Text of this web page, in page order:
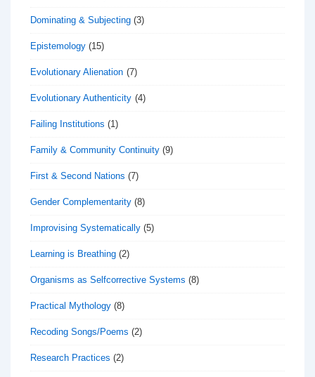
Dominating & Subjecting (3)
Epistemology (15)
Evolutionary Alienation (7)
Evolutionary Authenticity (4)
Failing Institutions (1)
Family & Community Continuity (9)
First & Second Nations (7)
Gender Complementarity (8)
Improvising Systematically (5)
Learning is Breathing (2)
Organisms as Selfcorrective Systems (8)
Practical Mythology (8)
Recoding Songs/Poems (2)
Research Practices (2)